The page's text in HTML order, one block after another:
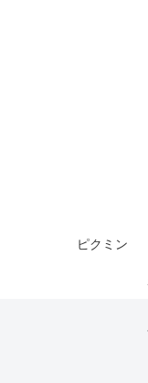
ピクミン